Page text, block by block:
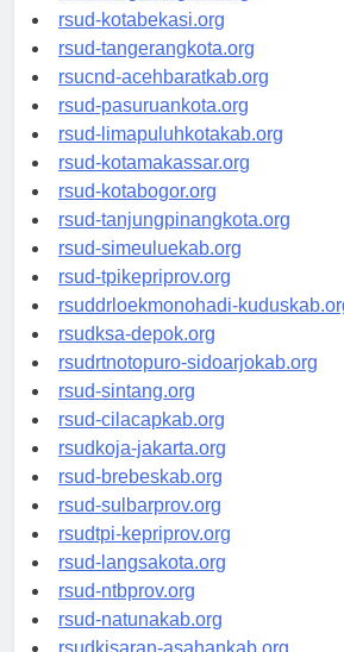
rsud-tangerangkab.org
rsud-kotabekasi.org
rsud-tangerangkota.org
rsucnd-acehbaratkab.org
rsud-pasuruankota.org
rsud-limapuluhkotakab.org
rsud-kotamakassar.org
rsud-kotabogor.org
rsud-tanjungpinangkota.org
rsud-simeuluekab.org
rsud-tpikepriprov.org
rsuddrloekmonohadi-kuduskab.org
rsudksa-depok.org
rsudrtnotopuro-sidoarjokab.org
rsud-sintang.org
rsud-cilacapkab.org
rsudkoja-jakarta.org
rsud-brebeskab.org
rsud-sulbarprov.org
rsudtpi-kepriprov.org
rsud-langsakota.org
rsud-ntbprov.org
rsud-natunakab.org